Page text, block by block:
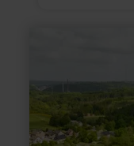
ist
eigentlich
Galmei?
der